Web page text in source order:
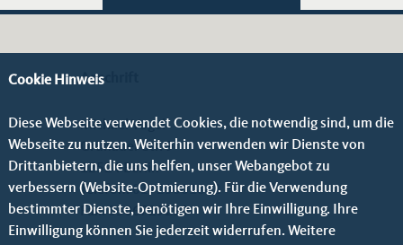
Anschrift
Michael Vogel
Grünauer Str. 9
12524 Berlin
Telefon:01723001842
Fax: 0306729299
Cookie Hinweis
Diese Webseite verwendet Cookies, die notwendig sind, um die
Webseite zu nutzen. Weiterhin verwenden wir Dienste von
Drittanbietern, die uns helfen, unser Webangebot zu
verbessern (Website-Optmierung). Für die Verwendung
bestimmter Dienste, benötigen wir Ihre Einwilligung. Ihre
Einwilligung können Sie jederzeit widerrufen. Weitere